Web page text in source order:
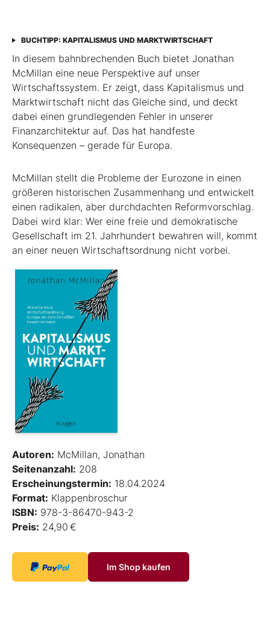
BUCHTIPP: KAPITALISMUS UND MARKTWIRTSCHAFT
In diesem bahnbrechenden Buch bietet Jonathan
McMillan eine neue Perspektive auf unser
Wirtschaftssystem. Er zeigt, dass Kapitalismus und
Marktwirtschaft nicht das Gleiche sind, und deckt
dabei einen grundlegenden Fehler in unserer
Finanzarchitektur auf. Das hat handfeste
Konsequenzen – gerade für Europa.
McMillan stellt die Probleme der Eurozone in einen
größeren historischen Zusammenhang und entwickelt
einen radikalen, aber durchdachten Reformvorschlag.
Dabei wird klar: Wer eine freie und demokratische
Gesellschaft im 21. Jahrhundert bewahren will, kommt
an einer neuen Wirtschaftsordnung nicht vorbei.
Autoren: McMillan, Jonathan
Seitenanzahl: 208
Erscheinungstermin: 18.04.2024
Format: Klappenbroschur
ISBN: 978-3-86470-943-2
Preis: 24,90 €
Im Shop kaufen